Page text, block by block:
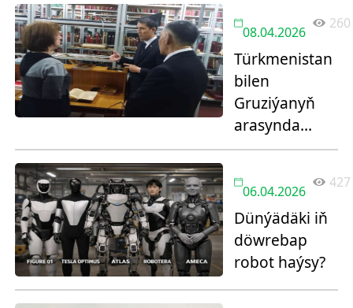
08.04.2026
260
Türkmenistan
bilen
Gruziýanyň
arasynda
golýazmalary
boýunça ylmy
hyzmatdaşlyk
başlandy
06.04.2026
427
Dünýädäki iň
döwrebap
robot haýsy?